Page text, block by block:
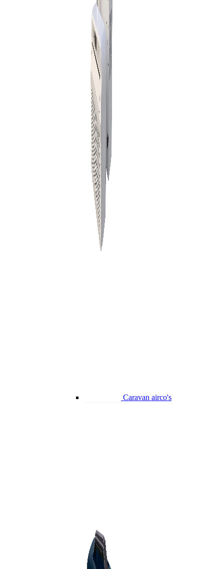
Caravan airco's